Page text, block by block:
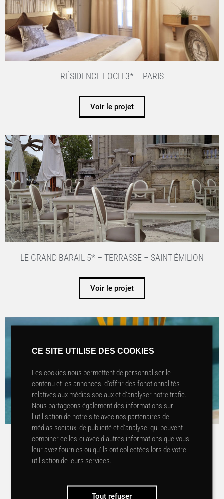
RÉSIDENCE FOCH 3* – PARIS
Voir le projet
LE GRAND BARAIL 5* – TERRASSE – SAINT-ÉMILION
Voir le projet
CHAISES PLIANTES SAINT-TROP
CE SITE UTILISE DES COOKIES
Les cookies nous permettent de personnaliser le
contenu et les annonces, d’offrir des fonctionnalités
relatives aux médias sociaux et d’analyser notre trafic.
Nous partageons également des informations sur
l’utilisation de notre site avec nos partenaires de
médias sociaux, de publicité et d’analyse, qui peuvent
combiner celles-ci avec d’autres informations que vous
leur avez fournies ou qu’ils ont collectées lors de votre
utilisation de leurs services.
Tout refuser